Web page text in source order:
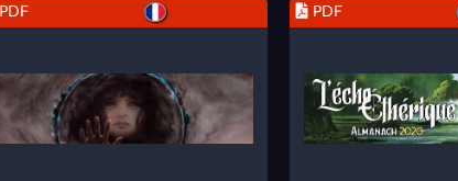
PDF PDF